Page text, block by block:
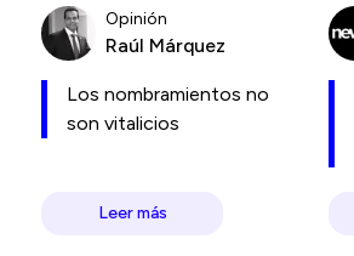
Opinión
Raúl Márquez
Los nombramientos no
son vitalicios
Leer más